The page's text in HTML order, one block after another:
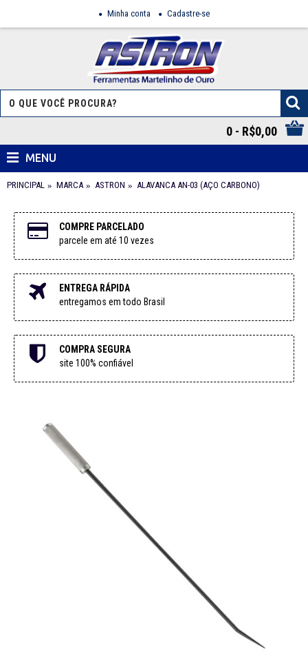
Minha conta Cadastre-se
0 - R$0,00
MENU
PRINCIPAL MARCA ASTRON ALAVANCA AN-03 (AÇO CARBONO)
COMPRE PARCELADO
parcele em até 10 vezes
ENTREGA RÁPIDA
entregamos em todo Brasil
COMPRA SEGURA
site 100% confiável